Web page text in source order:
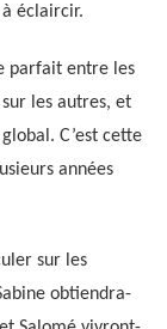
à éclaircir.
parfait entre les
les autres, et
C’est cette
années
sur les
obtiendra-